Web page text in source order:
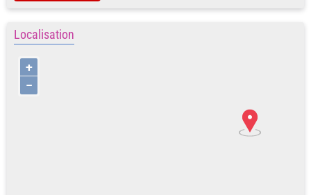
Localisation
+
−